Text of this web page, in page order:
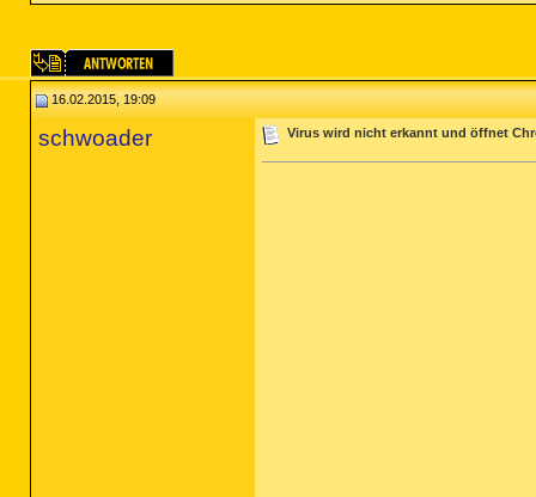
16.02.2015, 19:09
schwoader Virus wird nicht erkannt und öffnet